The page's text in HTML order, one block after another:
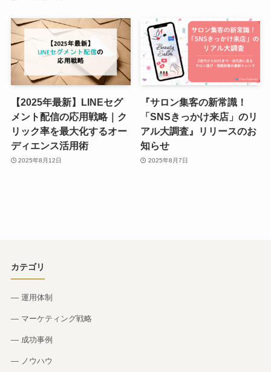
【2025年最新】LINEセグ
メント配信の応用戦略｜ク
リック率を最大化するオー
ディエンス活用術
2025年8月12日
『サロン集客の新常識！
「SNSきっかけ来店」のリ
アル大調査』リリースのお
知らせ
2025年8月7日
カテゴリ
— 運用体制
— マーケティング戦略
— 成功事例
— ノウハウ